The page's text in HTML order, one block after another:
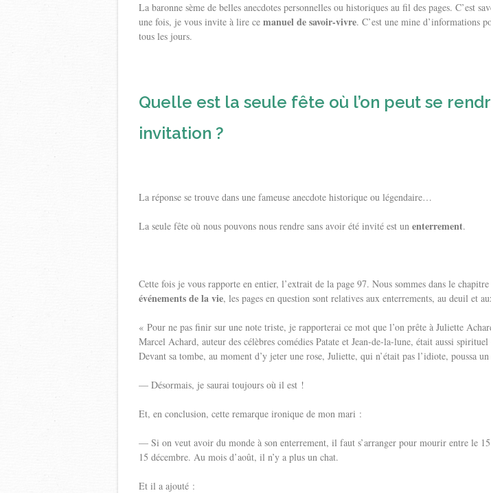
La baronne sème de belles anecdotes personnelles ou historiques au fil des pages. C’est
une fois, je vous invite à lire ce manuel de savoir-vivre. C’est une mine d’informations
tous les jours.
Quelle est la seule fête où l’on peut se
invitation ?
La réponse se trouve dans une fameuse anecdote historique ou légendaire…
La seule fête où nous pouvons nous rendre sans avoir été invité est un enterrement.
Cette fois je vous rapporte en entier, l’extrait de la page 97. Nous sommes dans le
événements de la vie, les pages en question sont relatives aux enterrements, au deuil et
« Pour ne pas finir sur une note triste, je rapporterai ce mot que l’on prête à Juliette
Marcel Achard, auteur des célèbres comédies Patate et Jean-de-la-lune, était aussi
Devant sa tombe, au moment d’y jeter une rose, Juliette, qui n’était pas l’idiote, poussa
— Désormais, je saurai toujours où il est !
Et, en conclusion, cette remarque ironique de mon mari :
— Si on veut avoir du monde à son enterrement, il faut s’arranger pour mourir entre le
15 décembre. Au mois d’août, il n’y a plus un chat.
Et il a ajouté :